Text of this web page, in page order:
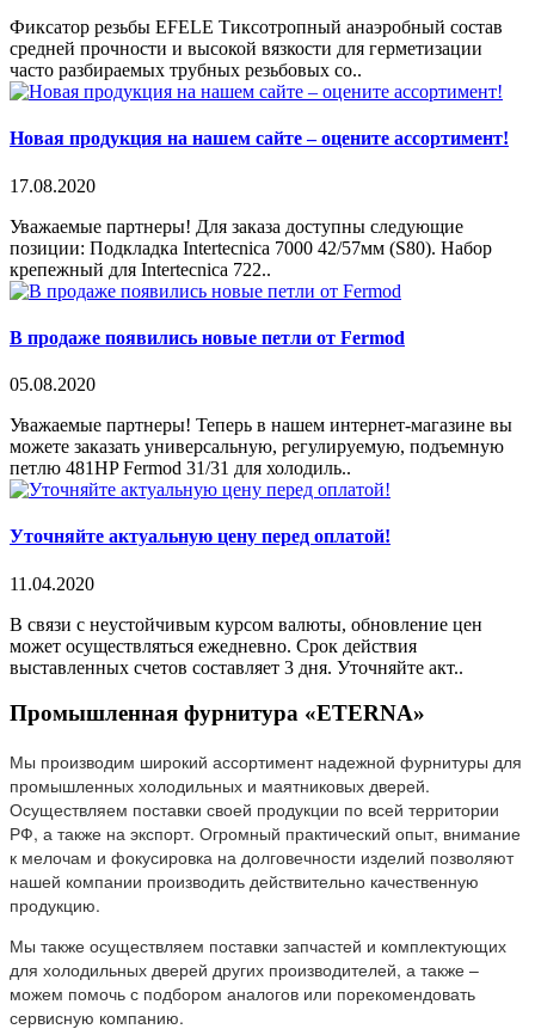
Фиксатор резьбы EFELE Тиксотропный анаэробный состав
средней прочности и высокой вязкости для герметизации
часто разбираемых трубных резьбовых со..
Новая продукция на нашем сайте – оцените ассортимент!
17.08.2020
Уважаемые партнеры! Для заказа доступны следующие
позиции: Подкладка Intertecnica 7000 42/57мм (S80). Набор
крепежный для Intertecnica 722..
В продаже появились новые петли от Fermod
05.08.2020
Уважаемые партнеры! Теперь в нашем интернет-магазине вы
можете заказать универсальную, регулируемую, подъемную
петлю 481HP Fermod 31/31 для холодиль..
Уточняйте актуальную цену перед оплатой!
11.04.2020
В связи с неустойчивым курсом валюты, обновление цен
может осуществляться ежедневно. Срок действия
выставленных счетов составляет 3 дня. Уточняйте акт..
Промышленная фурнитура «ETERNA»
Мы производим широкий ассортимент надежной фурнитуры для
промышленных холодильных и маятниковых дверей.
Осуществляем поставки своей продукции по всей территории
РФ, а также на экспорт. Огромный практический опыт, внимание
к мелочам и фокусировка на долговечности изделий позволяют
нашей компании производить действительно качественную
продукцию.
Мы также осуществляем поставки запчастей и комплектующих
для холодильных дверей других производителей, а также –
можем помочь с подбором аналогов или порекомендовать
сервисную компанию.